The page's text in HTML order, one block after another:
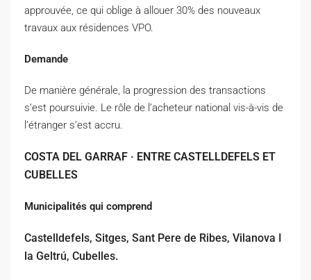
approuvée, ce qui oblige à allouer 30% des nouveaux
travaux aux résidences VPO.
Demande
De manière générale, la progression des transactions
s’est poursuivie. Le rôle de l’acheteur national vis-à-vis de
l’étranger s’est accru.
COSTA DEL GARRAF · ENTRE CASTELLDEFELS ET
CUBELLES
Municipalités qui comprend
Castelldefels, Sitges, Sant Pere de Ribes, Vilanova I
la Geltrú, Cubelles.